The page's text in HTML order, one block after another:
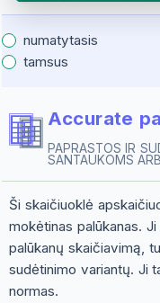
numatytasis
tamsus
Accurate
PAPRASTOS IR
SANTAUKOMS
Ši skaičiuoklė
mokėtinas palūkanas.
palūkanų skaičiavimą,
sudėtinimo variantų. Ji
normas.